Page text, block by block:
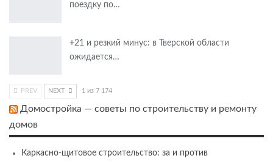
поездку по…
+21 и резкий минус: в Тверской области
ожидается…
PREV NEXT 1 из 7 174
Домостройка — советы по строительству и ремонту
домов
Каркасно-щитовое строительство: за и против